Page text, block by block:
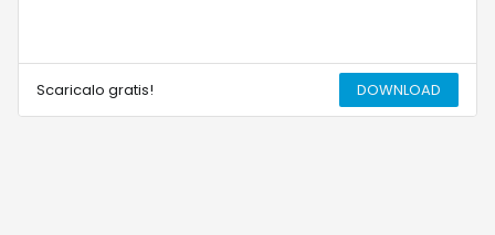
Scaricalo gratis! DOWNLOAD